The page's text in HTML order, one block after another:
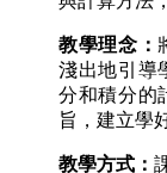
教學理念：
淺出地引導
分和積分的
旨，建立學
教學方式：